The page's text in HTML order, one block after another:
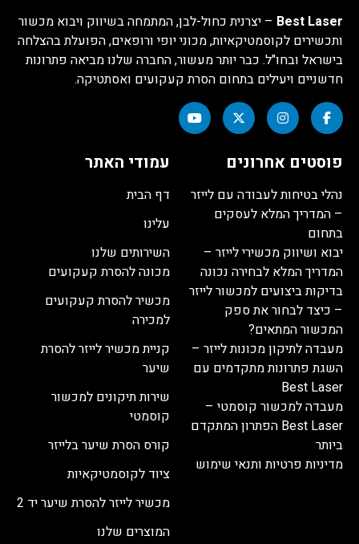
Best Laser – יצרנית כחול-לבן, המתמחה בשיווק ויבוא מכשור
ותכשירים לקוסמטיקאיות, מכוני יופי ורופאים, הפועלת בהצלחה
בישראל ובחו"ל. כבר יותר מעשור, החברה שלנו מביאה פתרונות
חדשניים ויעילים בתחום הסרת קעקועים ואסתטיקה.
פוסטים אחרונים
נהלי בטיחות לעבודה עם לייזר
– המדריך המלא לעסקים
בתחום
יבוא ושיווק מכשירי לייזר –
המדריך המלא לבחירה נכונה
בדיקות ביצועים למכשור לייזר
– כיצד לבחור את ספק
המכשור המתאים?
מעבדה לתיקון מכונות לייזר –
השגת פתרונות מתקדמים עם
Best Laser
מעבדה למכשור קוסמטי –
Best Laser הפתרון המתקדם
ביותר
מדיניות פרטיות ותנאי שימוש
עמודי האתר
דף הבית
עלינו
השירותים שלנו
מכונה להסרת קעקועים
מכשיר להסרת קעקועים
למכירה
קניית מכשיר לייזר להסרת
שיער
שירות תיקונים למכשור
קוסמטי
קורס הסרת שיער בלייזר
ציוד לקוסמטיקאיות
מכשיר לייזר להסרת שיער יד 2
המוצרים שלנו